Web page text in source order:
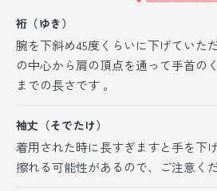
裄（ゆき）
腕を下斜め45度くらいに下げていた
の中心から肩の頂点を通って手首の
までの長さです 。
袖丈（そでたけ）
着用された時に長すぎますと手を下
擦れる可能性があるので、ご注意くだ